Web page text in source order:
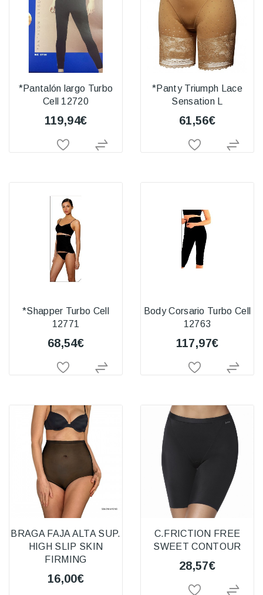
*Pantalón largo Turbo
Cell 12720
119,94€
*Panty Triumph Lace
Sensation L
61,56€
*Shapper Turbo Cell
12771
68,54€
Body Corsario Turbo Cell
12763
117,97€
BRAGA FAJA ALTA SUP.
HIGH SLIP SKIN
FIRMING
16,00€
C.FRICTION FREE
SWEET CONTOUR
28,57€